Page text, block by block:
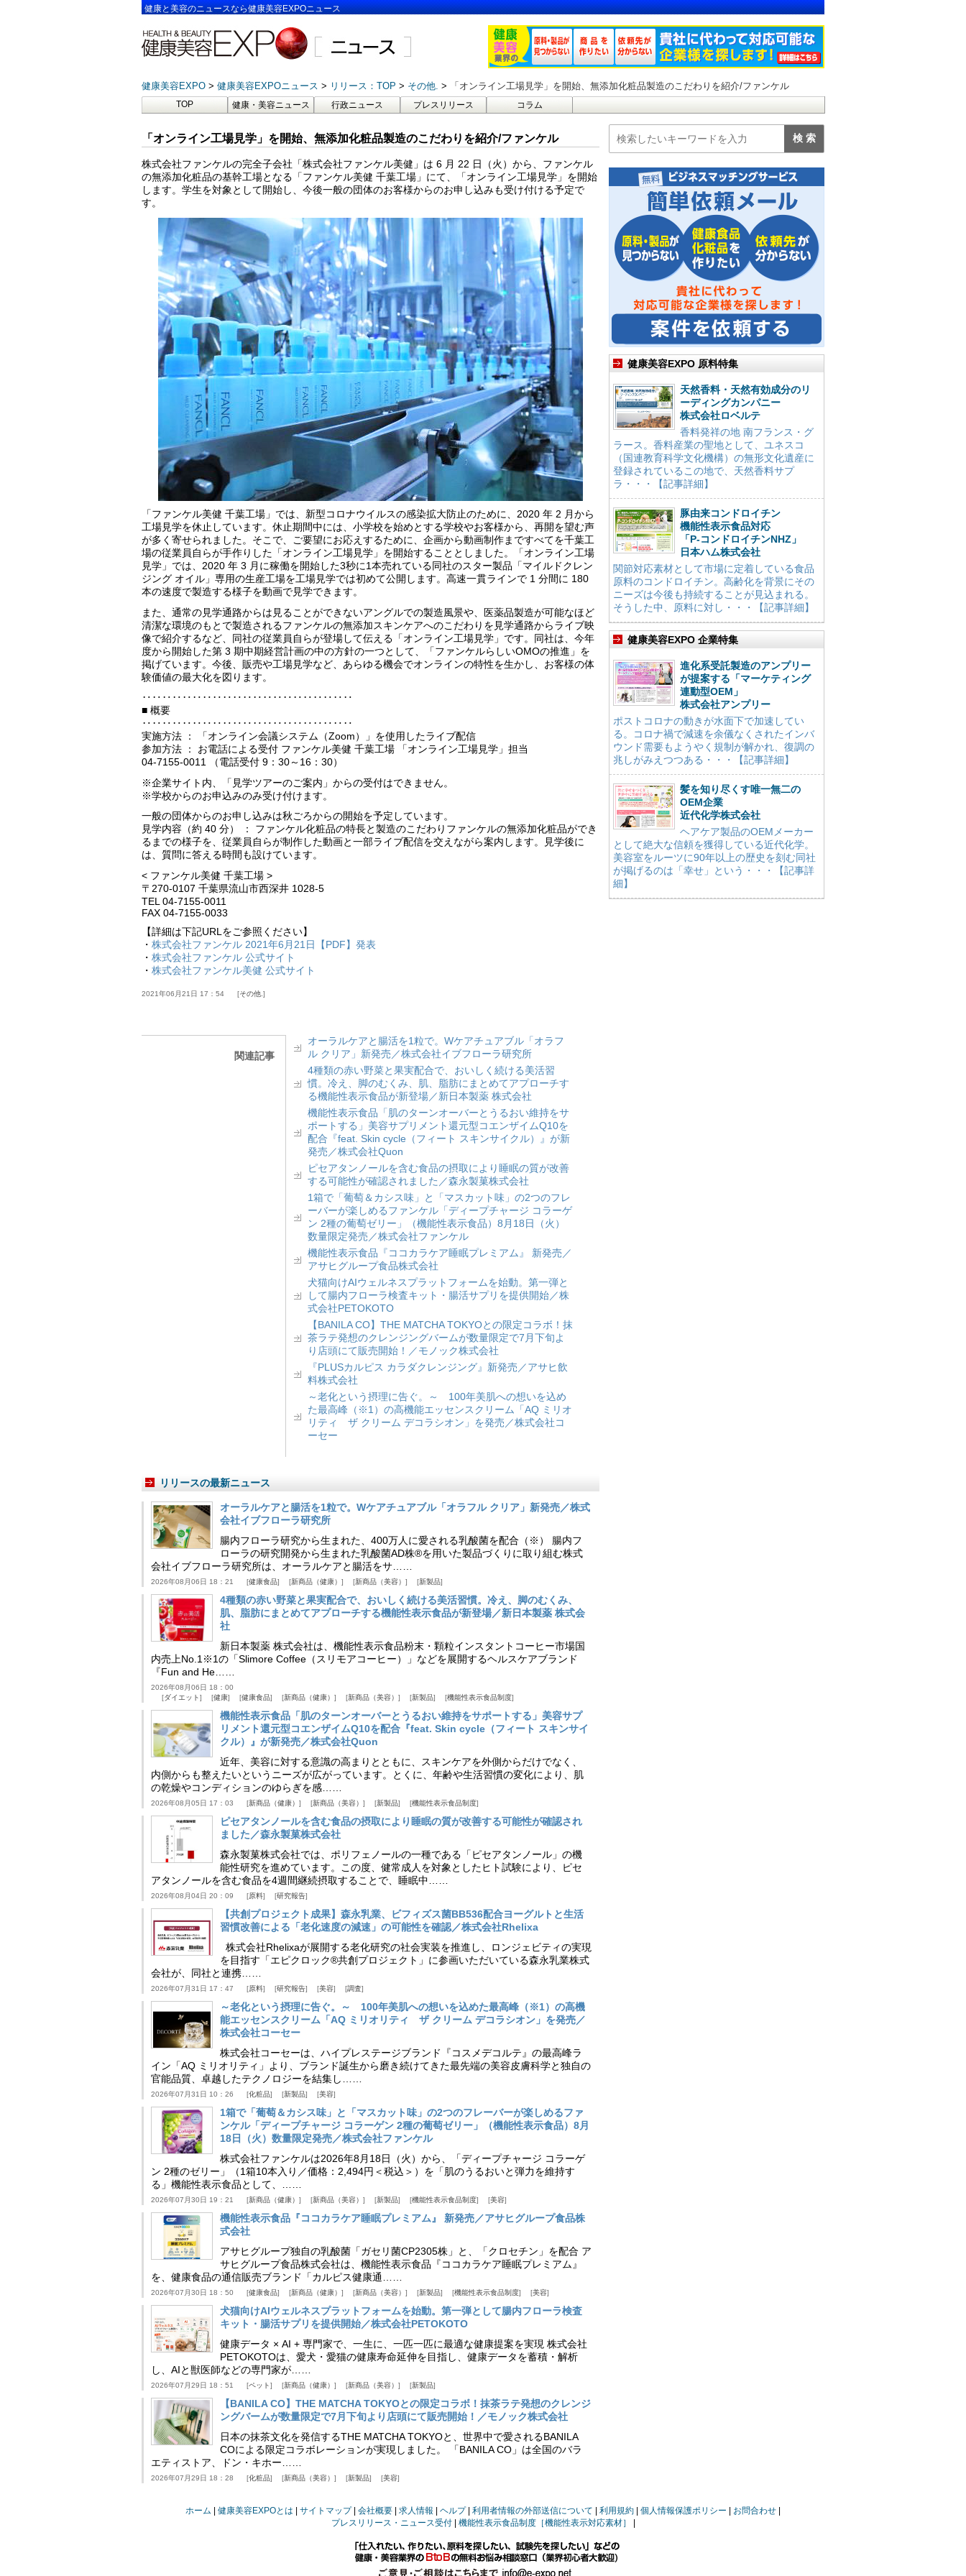
健康と美容のニュースなら健康美容EXPOニュース
健康美容EXPO 健康美容EXPOニュース リリース：TOP その他. 「オンライン工場見学」を開始、無添加化粧品製造のこだわりを紹介/ファンケル
TOP 健康・美容ニュース 行政ニュース プレスリリース コラム
「オンライン工場見学」を開始、無添加化粧品製造のこだわりを紹介/ファンケル
株式会社ファンケルの完全子会社「株式会社ファンケル美健」は 6 月 22 日（火）から、ファンケル
の無添加化粧品の基幹工場となる「ファンケル美健 千葉工場」にて、「オンライン工場見学」を開始
します。学生を対象として開始し、今後一般の団体のお客様からのお申し込みも受け付ける予定で
す。
「ファンケル美健 千葉工場」では、新型コロナウイルスの感染拡大防止のために、2020 年 2 月から
工場見学を休止しています。休止期間中には、小学校を始めとする学校やお客様から、再開を望む声
が多く寄せられました。そこで、ご要望にお応えするために、企画から動画制作まですべてを千葉工
場の従業員自らが手作りした「オンライン工場見学」を開始することとしました。「オンライン工場
見学」では、2020 年 3 月に稼働を開始した3秒に1本売れている同社のスター製品「マイルドクレン
ジング オイル」専用の生産工場を工場見学では初めて公開します。高速一貫ラインで 1 分間に 180
本の速度で製造する様子を動画で見学できます。
また、通常の見学通路からは見ることができないアングルでの製造風景や、医薬品製造が可能なほど
清潔な環境のもとで製造されるファンケルの無添加スキンケアへのこだわりを見学通路からライブ映
像で紹介するなど、同社の従業員自らが登場して伝える「オンライン工場見学」です。同社は、今年
度から開始した第 3 期中期経営計画の中の方針の一つとして、「ファンケルらしいOMOの推進」を
掲げています。今後、販売や工場見学など、あらゆる機会でオンラインの特性を生かし、お客様の体
験価値の最大化を図ります。
‥‥‥‥‥‥‥‥‥‥‥‥‥‥‥‥‥‥‥‥‥
■ 概要
‥‥‥‥‥‥‥‥‥‥‥‥‥‥‥‥‥‥‥‥‥
実施方法 ： 「オンライン会議システム（Zoom）」を使用したライブ配信
参加方法 ： お電話による受付 ファンケル美健 千葉工場 「オンライン工場見学」担当
04‐7155‐0011 （電話受付 9：30～16：30）
※企業サイト内、「見学ツアーのご案内」からの受付はできません。
※学校からのお申込みのみ受け付けます。
一般の団体からのお申し込みは秋ごろからの開始を予定しています。
見学内容（約 40 分） ： ファンケル化粧品の特長と製造のこだわりファンケルの無添加化粧品ができ
るまでの様子を、従業員自らが制作した動画と一部ライブ配信を交えながら案内します。見学後に
は、質問に答える時間も設けています。
< ファンケル美健 千葉工場 >
〒270-0107 千葉県流山市西深井 1028-5
TEL 04‐7155‐0011
FAX 04‐7155‐0033
【詳細は下記URLをご参照ください】
・ 株式会社ファンケル 2021年6月21日【PDF】発表
・ 株式会社ファンケル 公式サイト
・ 株式会社ファンケル美健 公式サイト
2021年06月21日 17：54 その他.
関連記事
オーラルケアと腸活を1粒で。Wケアチュアブル「オラフ
ル クリア」新発売／株式会社イブフローラ研究所
4種類の赤い野菜と果実配合で、おいしく続ける美活習
慣。冷え、脚のむくみ、肌、脂肪にまとめてアプローチす
る機能性表示食品が新登場／新日本製薬 株式会社
機能性表示食品「肌のターンオーバーとうるおい維持をサ
ポートする」美容サプリメント還元型コエンザイムQ10を
配合『feat. Skin cycle（フィート スキンサイクル）』が新
発売／株式会社Quon
ピセアタンノールを含む食品の摂取により睡眠の質が改善
する可能性が確認されました／森永製菓株式会社
1箱で「葡萄＆カシス味」と「マスカット味」の2つのフレ
ーバーが楽しめるファンケル「ディープチャージ コラーゲ
ン 2種の葡萄ゼリー」（機能性表示食品）8月18日（火）
数量限定発売／株式会社ファンケル
機能性表示食品『ココカラケア睡眠プレミアム』 新発売／
アサヒグループ食品株式会社
犬猫向けAIウェルネスプラットフォームを始動。第一弾と
して腸内フローラ検査キット・腸活サプリを提供開始／株
式会社PETOKOTO
【BANILA CO】THE MATCHA TOKYOとの限定コラボ！抹
茶ラテ発想のクレンジングバームが数量限定で7月下旬よ
り店頭にて販売開始！／モノック株式会社
『PLUSカルピス カラダクレンジング』新発売／アサヒ飲
料株式会社
～老化という摂理に告ぐ。～ 100年美肌への想いを込め
た最高峰（※1）の高機能エッセンスクリーム「AQ ミリオ
リティ ザ クリーム デコラシオン」を発売／株式会社コ
ーセー
リリースの最新ニュース
オーラルケアと腸活を1粒で。Wケアチュアブル「オラフル クリア」新発売／株式
会社イブフローラ研究所
腸内フローラ研究から生まれた、400万人に愛される乳酸菌を配合（※） 腸内フ
ローラの研究開発から生まれた乳酸菌AD株®を用いた製品づくりに取り組む株式
会社イブフローラ研究所は、オーラルケアと腸活をサ……
2026年08月06日 18：21 健康食品 新商品（健康） 新商品（美容） 新製品
4種類の赤い野菜と果実配合で、おいしく続ける美活習慣。冷え、脚のむくみ、
肌、脂肪にまとめてアプローチする機能性表示食品が新登場／新日本製薬 株式会
社
新日本製薬 株式会社は、機能性表示食品粉末・顆粒インスタントコーヒー市場国
内売上No.1※1の「Slimore Coffee（スリモアコーヒー）」などを展開するヘルスケアブランド
『Fun and He……
2026年08月06日 18：00
ダイエット
健康 健康食品 新商品（健康） 新商品（美容） 新製品 機能性表示食品制度
機能性表示食品「肌のターンオーバーとうるおい維持をサポートする」美容サプ
リメント還元型コエンザイムQ10を配合『feat. Skin cycle（フィート スキンサイ
クル）』が新発売／株式会社Quon
近年、美容に対する意識の高まりとともに、スキンケアを外側からだけでなく、
内側からも整えたいというニーズが広がっています。とくに、年齢や生活習慣の変化により、肌
の乾燥やコンディションのゆらぎを感……
2026年08月05日 17：03 新商品（健康） 新商品（美容） 新製品 機能性表示食品制度
ピセアタンノールを含む食品の摂取により睡眠の質が改善する可能性が確認され
ました／森永製菓株式会社
森永製菓株式会社では、ポリフェノールの一種である「ピセアタンノール」の機
能性研究を進めています。この度、健常成人を対象としたヒト試験により、ピセ
アタンノールを含む食品を4週間継続摂取することで、睡眠中……
2026年08月04日 20：09 原料 研究報告
【共創プロジェクト成果】森永乳業、ビフィズス菌BB536配合ヨーグルトと生活
習慣改善による「老化速度の減速」の可能性を確認／株式会社Rhelixa
株式会社Rhelixaが展開する老化研究の社会実装を推進し、ロンジェビティの実現
を目指す「エピクロック®共創プロジェクト」に参画いただいている森永乳業株式
会社が、同社と連携……
2026年07月31日 17：47 原料 研究報告 美容 調査
～老化という摂理に告ぐ。～ 100年美肌への想いを込めた最高峰（※1）の高機
能エッセンスクリーム「AQ ミリオリティ ザ クリーム デコラシオン」を発売／
株式会社コーセー
株式会社コーセーは、ハイプレステージブランド『コスメデコルテ』の最高峰ラ
イン「AQ ミリオリティ」より、ブランド誕生から磨き続けてきた最先端の美容皮膚科学と独自の
官能品質、卓越したテクノロジーを結集し……
2026年07月31日 10：26 化粧品 新製品 美容
1箱で「葡萄＆カシス味」と「マスカット味」の2つのフレーバーが楽しめるファ
ンケル「ディープチャージ コラーゲン 2種の葡萄ゼリー」（機能性表示食品）8月
18日（火）数量限定発売／株式会社ファンケル
株式会社ファンケルは2026年8月18日（火）から、「ディープチャージ コラーゲ
ン 2種のゼリー」（1箱10本入り／価格：2,494円＜税込＞）を「肌のうるおいと弾力を維持す
る」機能性表示食品として、……
2026年07月30日 19：21 新商品（健康） 新商品（美容） 新製品 機能性表示食品制度 美容
機能性表示食品『ココカラケア睡眠プレミアム』 新発売／アサヒグループ食品株
式会社
アサヒグループ独自の乳酸菌「ガセリ菌CP2305株」と、「クロセチン」を配合 ア
サヒグループ食品株式会社は、機能性表示食品『ココカラケア睡眠プレミアム』
を、健康食品の通信販売ブランド「カルピス健康通……
2026年07月30日 18：50 健康食品 新商品（健康） 新商品（美容） 新製品 機能性表示食品制度 美容
犬猫向けAIウェルネスプラットフォームを始動。第一弾として腸内フローラ検査
キット・腸活サプリを提供開始／株式会社PETOKOTO
健康データ × AI + 専門家で、一生に、一匹一匹に最適な健康提案を実現 株式会社
PETOKOTOは、愛犬・愛猫の健康寿命延伸を目指し、健康データを蓄積・解析
し、AIと獣医師などの専門家が……
2026年07月29日 18：51 ペット 新商品（健康） 新商品（美容） 新製品
【BANILA CO】THE MATCHA TOKYOとの限定コラボ！抹茶ラテ発想のクレンジ
ングバームが数量限定で7月下旬より店頭にて販売開始！／モノック株式会社
日本の抹茶文化を発信するTHE MATCHA TOKYOと、世界中で愛されるBANILA
COによる限定コラボレーションが実現しました。 「BANILA CO」は全国のバラ
エティストア、ドン・キホー……
2026年07月29日 18：28 化粧品 新商品（美容） 新製品 美容
健康美容EXPO 原料特集
天然香料・天然有効成分のリ
ーディングカンパニー
株式会社ロベルテ
香料発祥の地 南フランス・グ
ラース。香料産業の聖地として、ユネスコ
（国連教育科学文化機構）の無形文化遺産に
登録されているこの地で、天然香料サプ
ラ・・・【記事詳細】
豚由来コンドロイチン
機能性表示食品対応
「P-コンドロイチンNHZ」
日本ハム株式会社
関節対応素材として市場に定着している食品
原料のコンドロイチン。高齢化を背景にその
ニーズは今後も持続することが見込まれる。
そうした中、原料に対し・・・【記事詳細】
健康美容EXPO 企業特集
進化系受託製造のアンプリー
が提案する「マーケティング
連動型OEM」
株式会社アンプリー
ポストコロナの動きが水面下で加速してい
る。コロナ禍で減速を余儀なくされたインバ
ウンド需要もようやく規制が解かれ、復調の
兆しがみえつつある・・・【記事詳細】
髪を知り尽くす唯一無二の
OEM企業
近代化学株式会社
ヘアケア製品のOEMメーカー
として絶大な信頼を獲得している近代化学。
美容室をルーツに90年以上の歴史を刻む同社
が掲げるのは「幸せ」という・・・【記事詳
細】
ホーム 健康美容EXPOとは サイトマップ 会社概要 求人情報 ヘルプ 利用者情報の外部送信について 利用規約 個人情報保護ポリシー
お問合わせ
プレスリリース・ニュース受付
機能性表示食品制度［機能性表示対応素材］